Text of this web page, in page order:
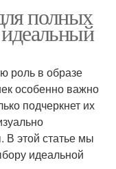
полных
роль в образе
особенно важно
подчеркнет их
В этой статье мы
идеальной